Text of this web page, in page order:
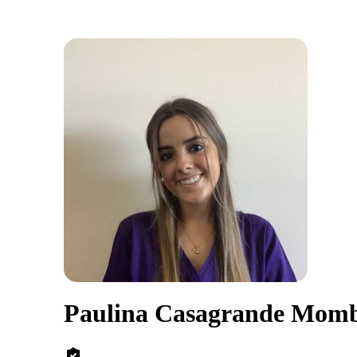
Paulina Casagrande